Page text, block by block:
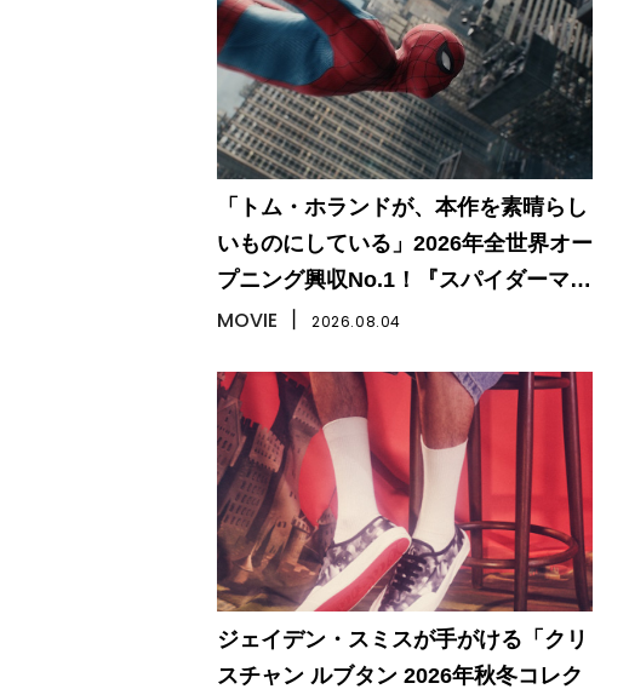
「トム・ホランドが、本作を素晴らし
いものにしている」2026年全世界オー
プニング興収No.1！『スパイダーマ
ン：ブランド・ニュー・デイ』
MOVIE 2026.08.04
ジェイデン・スミスが手がける「クリ
スチャン ルブタン 2026年秋冬コレク